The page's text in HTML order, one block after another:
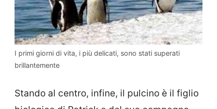
I primi giorni di vita, i più delicati, sono stati superati
brillantemente
Stando al centro, infine, il pulcino è il figlio